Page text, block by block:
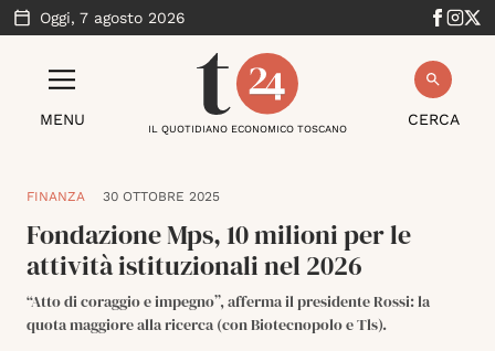
Oggi, 7 agosto 2026
MENU CERCA
IL QUOTIDIANO ECONOMICO TOSCANO
FINANZA 30 OTTOBRE 2025
Fondazione Mps, 10 milioni per le
attività istituzionali nel 2026
“Atto di coraggio e impegno”, afferma il presidente Rossi: la
quota maggiore alla ricerca (con Biotecnopolo e Tls).